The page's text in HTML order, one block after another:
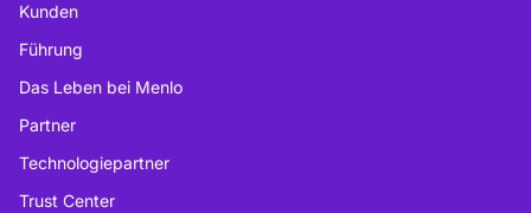
Kunden
Führung
Das Leben bei Menlo
Partner
Technologiepartner
Trust Center